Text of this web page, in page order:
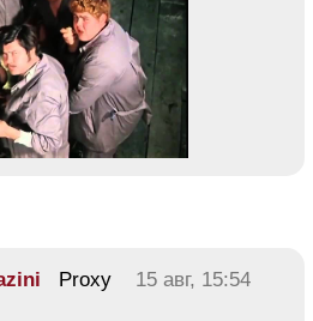
Proxy
15 авг, 15:54